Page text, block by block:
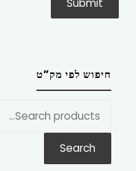
חיפוש לפי מק”ט
Search